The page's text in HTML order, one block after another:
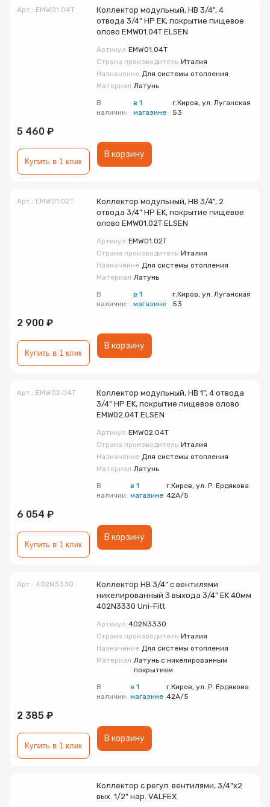
Арт.: EMW01.04T
Коллектор модульный, НВ 3/4", 4
отвода 3/4" НР EK, покрытие пищевое
олово EMW01.04T ELSEN
Артикул EMW01.04T
Страна производитель Италия
Назначение Для системы отопления
Материал Латунь
В
наличии:
в 1
магазине
г.Киров, ул. Луганская
53
5 460 ₽
В корзину
Купить в 1 клик
Арт.: EMW01.02T
Коллектор модульный, НВ 3/4", 2
отвода 3/4" НР EK, покрытие пищевое
олово EMW01.02T ELSEN
Артикул EMW01.02T
Страна производитель Италия
Назначение Для системы отопления
Материал Латунь
В
наличии:
в 1
магазине
г.Киров, ул. Луганская
53
2 900 ₽
В корзину
Купить в 1 клик
Арт.: EMW02.04T
Коллектор модульный, НВ 1", 4 отвода
3/4" НР EK, покрытие пищевое олово
EMW02.04T ELSEN
Артикул EMW02.04T
Страна производитель Италия
Назначение Для системы отопления
Материал Латунь
В
наличии:
в 1
магазине
г.Киров, ул. Р. Ердякова
42А/5
6 054 ₽
В корзину
Купить в 1 клик
Арт.: 402N3330
Коллектор НВ 3/4" с вентилями
никелированный 3 выхода 3/4" EK 40мм
402N3330 Uni-Fitt
Артикул 402N3330
Страна производитель Италия
Назначение Для системы отопления
Материал Латунь с никелированным
покрытием
В
наличии:
в 1
магазине
г.Киров, ул. Р. Ердякова
42А/5
2 385 ₽
В корзину
Купить в 1 клик
Коллектор с регул. вентилями, 3/4"х2
вых. 1/2" нар. VALFEX